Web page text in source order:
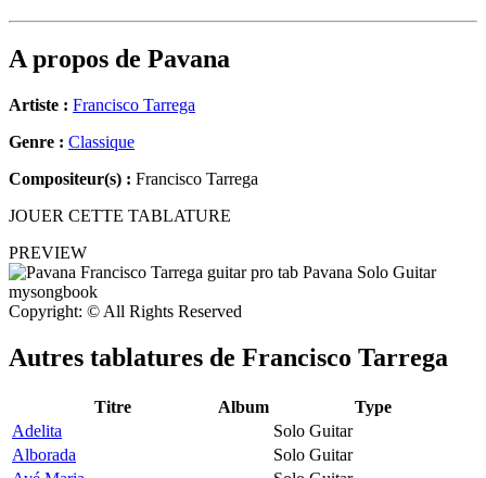
A propos de Pavana
Artiste : Francisco Tarrega
Genre : Classique
Compositeur(s) : Francisco Tarrega
JOUER CETTE TABLATURE
PREVIEW
Copyright: © All Rights Reserved
Autres tablatures de Francisco Tarrega
Titre Album
Type
Adelita
Solo Guitar
Alborada
Solo Guitar